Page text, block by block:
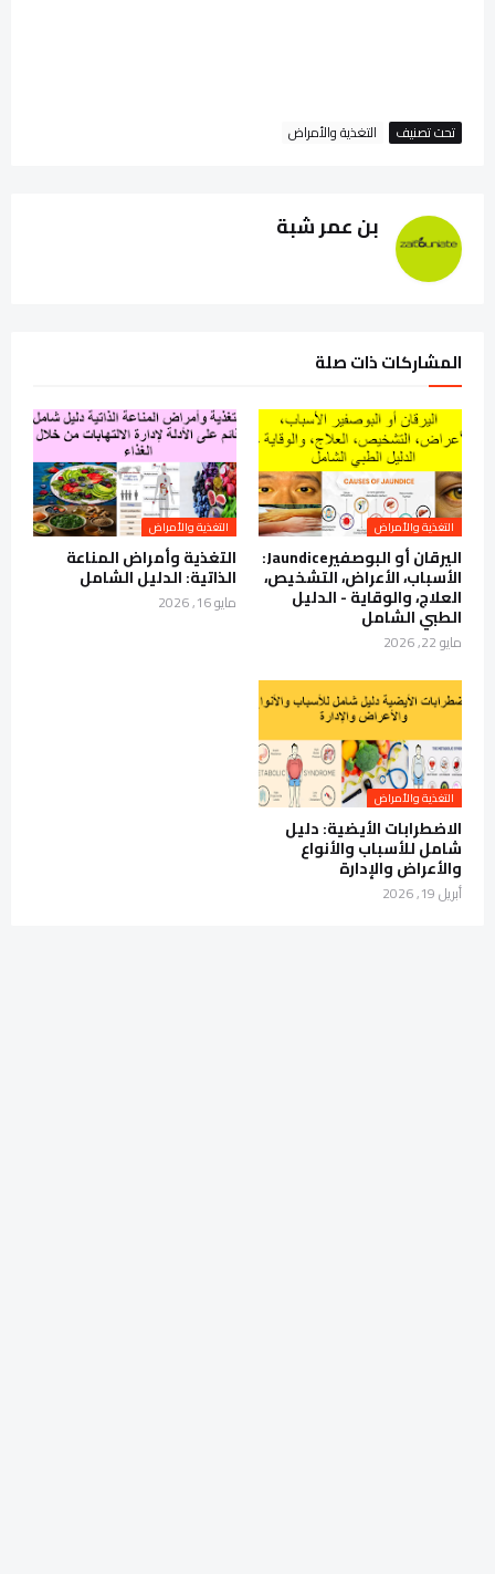
تحت تصنيف التغذية والأمراض
بن عمر شبة
المشاركات ذات صلة
التغذية والأمراض
اليرقان أو البوصفيرJaundice:
الأسباب، الأعراض، التشخيص،
العلاج، والوقاية - الدليل
الطبي الشامل
مايو 22, 2026
التغذية والأمراض
التغذية وأمراض المناعة
الذاتية: الدليل الشامل
مايو 16, 2026
التغذية والأمراض
الاضطرابات الأيضية: دليل
شامل للأسباب والأنواع
والأعراض والإدارة
أبريل 19, 2026